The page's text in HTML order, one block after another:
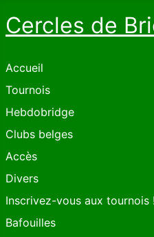
Cercles de
Accueil
Tournois
Hebdobridge
Clubs belges
Accès
Divers
Inscrivez-vous aux tournois !
Bafouilles